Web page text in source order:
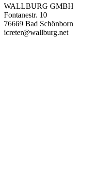
WALLBURG GMBH
Fontanestr. 10
76669 Bad Schönborn
icreter@wallburg.net